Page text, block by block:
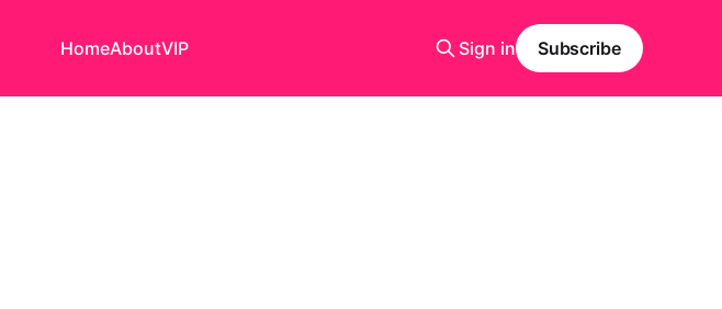
HomeAboutVIP Sign in Subscribe